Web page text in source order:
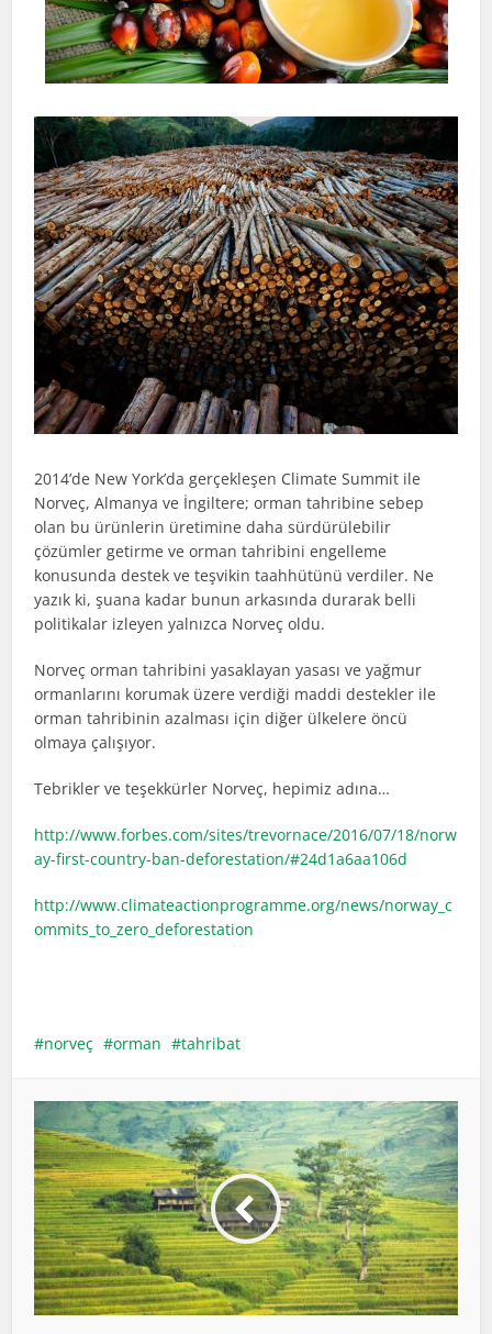
2014’de New York’da gerçekleşen Climate Summit ile
Norveç, Almanya ve İngiltere; orman tahribine sebep
olan bu ürünlerin üretimine daha sürdürülebilir
çözümler getirme ve orman tahribini engelleme
konusunda destek ve teşvikin taahhütünü verdiler. Ne
yazık ki, şuana kadar bunun arkasında durarak belli
politikalar izleyen yalnızca Norveç oldu.
Norveç orman tahribini yasaklayan yasası ve yağmur
ormanlarını korumak üzere verdiği maddi destekler ile
orman tahribinin azalması için diğer ülkelere öncü
olmaya çalışıyor.
Tebrikler ve teşekkürler Norveç, hepimiz adına…
http://www.forbes.com/sites/trevornace/2016/07/18/norw
ay-first-country-ban-deforestation/#24d1a6aa106d
http://www.climateactionprogramme.org/news/norway_c
ommits_to_zero_deforestation
norveç orman tahribat